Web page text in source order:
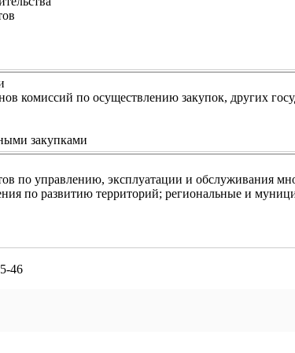
комиссий по осуществлению закупок, других
закупками
по управлению, эксплуатации и обслуживания
по развитию территорий; региональные и
46